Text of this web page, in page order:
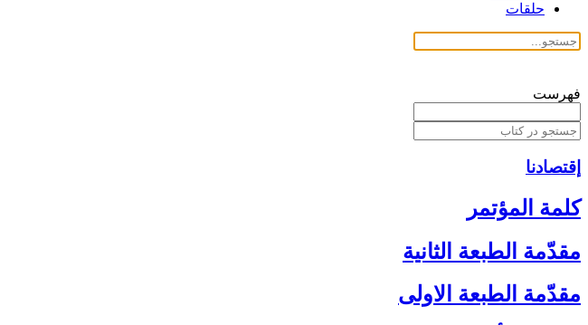
حلقات
فهرست
إقتصادنا
كلمة المؤتمر
مقدّمة الطبعة الثانية
مقدّمة الطبعة الاولى‏